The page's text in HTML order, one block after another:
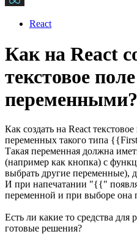
React
Как на React
текстовое
переменными?
Как создать на React
переменных такого типа
Такая переменная должна
(например как кнопка) с
выбрать другие переменные),
И при напечатании "{{"
переменной и при выборе она
Есть ли какие то средства для
готовые решения?